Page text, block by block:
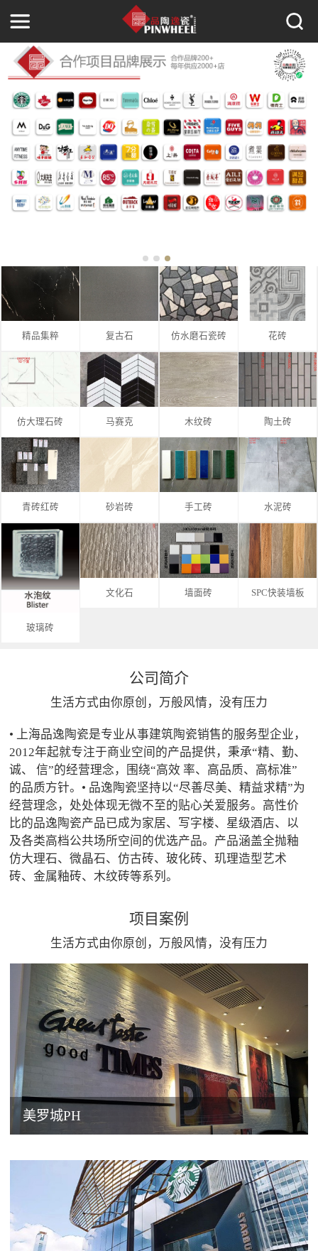
精品集粹 复古石 仿水磨石瓷砖 花砖
仿大理石砖 马赛克 木纹砖 陶土砖
青砖红砖 砂岩砖 手工砖 水泥砖
玻璃砖
文化石 墙面砖 SPC快装墙板
公司简介
生活方式由你原创，万般风情，没有压力
• 上海品逸陶瓷是专业从事建筑陶瓷销售的服务型企业，
2012年起就专注于商业空间的产品提供，秉承“精、勤、
诚、 信”的经营理念，围绕“高效 率、高品质、高标准”
的品质方针。• 品逸陶瓷坚持以“尽善尽美、精益求精”为
经营理念，处处体现无微不至的贴心关爱服务。高性价
比的品逸陶瓷产品已成为家居、写字楼、星级酒店、以
及各类高档公共场所空间的优选产品。产品涵盖全抛釉
仿大理石、微晶石、仿古砖、玻化砖、玑理造型艺术
砖、金属釉砖、木纹砖等系列。
项目案例
生活方式由你原创，万般风情，没有压力
美罗城PH